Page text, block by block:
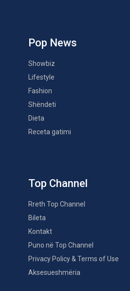
Pop News
Showbiz
Lifestyle
Fashion
Shëndeti
Dieta
Receta gatimi
Top Channel
Rreth Top Channel
Bileta
Kontakt
Puno në Top Channel
Privacy Policy & Terms of Use
Aksesueshmëria